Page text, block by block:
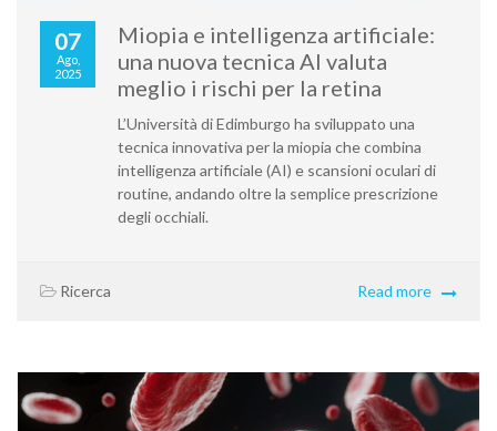
07
Ago,
2025
Miopia e intelligenza artificiale:
una nuova tecnica AI valuta
meglio i rischi per la retina
L’Università di Edimburgo ha sviluppato una
tecnica innovativa per la miopia che combina
intelligenza artificiale (AI) e scansioni oculari di
routine, andando oltre la semplice prescrizione
degli occhiali.
Ricerca Read more